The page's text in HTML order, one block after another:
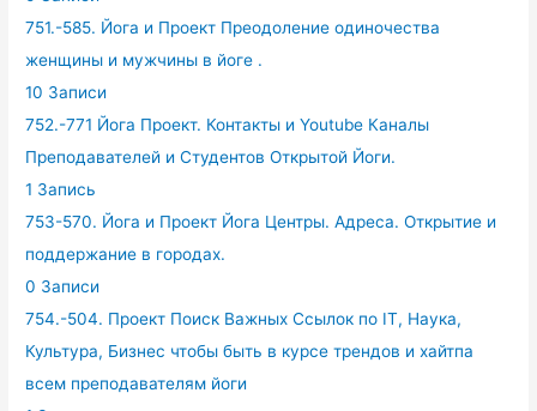
751.-585. Йога и Проект Преодоление одиночества
женщины и мужчины в йоге .
10 Записи
752.-771 Йога Проект. Контакты и Youtube Каналы
Преподавателей и Студентов Открытой Йоги.
1 Запись
753-570. Йога и Проект Йога Центры. Адреса. Открытие и
поддержание в городах.
0 Записи
754.-504. Проект Поиск Важных Ссылок по IT, Наука,
Культура, Бизнес чтобы быть в курсе трендов и хайтпа
всем преподавателям йоги